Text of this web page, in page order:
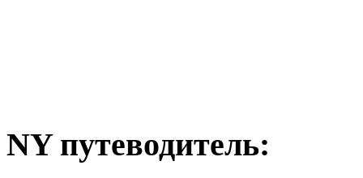
NY путеводитель: